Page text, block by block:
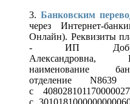
3.Банковским
через Интернет-
Онлайн). Реквизиты
- ИП
Александровна,
наименование
отделение
с
с